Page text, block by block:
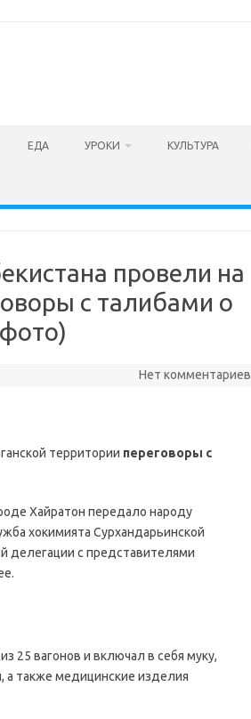
ЕДА УРОКИ КУЛЬТУРА
провели на
с талибами о
Нет комментариев
территории переговоры с
Хайратон передало народу
хокимията Сурхандарьинской
делегации с представителями
25 вагонов и включал в себя муку,
а также медицинские изделия